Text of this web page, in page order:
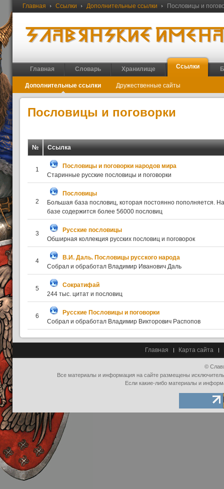
Главная Ссылки Дополнительные ссылки Пословицы и
Главная Словарь Хранилище Ссылки
Дополнительные ссылки Дружественные сайты
Пословицы и поговорки
№ Ссылка
1
Пословицы и поговорки народов мира
Старинные русские пословицы и поговорки
2
Пословицы
Большая база пословиц, которая постоянно пополняется.
базе содержится более 56000 пословиц
3
Русские пословицы
Обширная коллекция русских пословиц и поговорок
4
В.И. Даль. Пословицы русского народа
Собрал и обработал Владимир Иванович Даль
5
Сократифай
244 тыс. цитат и пословиц
6
Русские Пословицы и поговорки
Собрал и обработал Владимир Викторович Распопов
Главная Карта сайта
©
Все материалы и информация на сайте размещены
Если какие-либо материалы и